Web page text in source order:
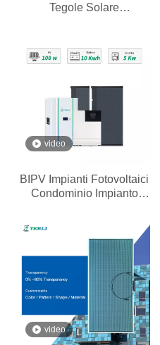
Tegole Solare
video
BIPV Impianti Fotovoltaici
Condominio Impianto
video